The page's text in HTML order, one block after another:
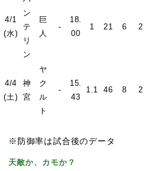
4/1
(水)
ン
テ
リ
ン
巨
人
-
18.
00
1 21 6 2
4/4
(土)
神
宮
ヤ
ク
ル
ト
-
15.
43
1.1 46 8 2
※防御率は試合後のデータ
天敵か、カモか？